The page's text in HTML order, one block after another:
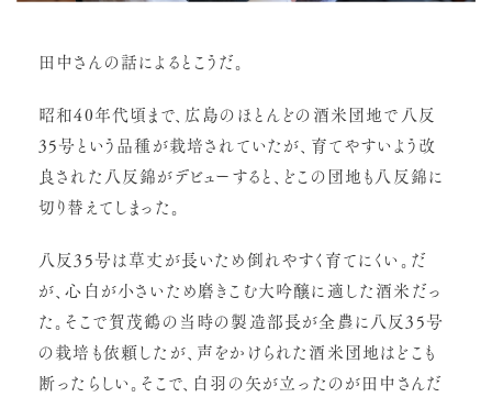
田中さんの話によるとこうだ。
昭和40年代頃まで、広島のほとんどの酒米団地で八反
35号という品種が栽培されていたが、育てやすいよう改
良された八反錦がデビューすると、どこの団地も八反錦に
切り替えてしまった。
八反35号は草丈が長いため倒れやすく育てにくい。だ
が、心白が小さいため磨きこむ大吟醸に適した酒米だっ
た。そこで賀茂鶴の当時の製造部長が全農に八反35号
の栽培も依頼したが、声をかけられた酒米団地はどこも
断ったらしい。そこで、白羽の矢が立ったのが田中さんだ